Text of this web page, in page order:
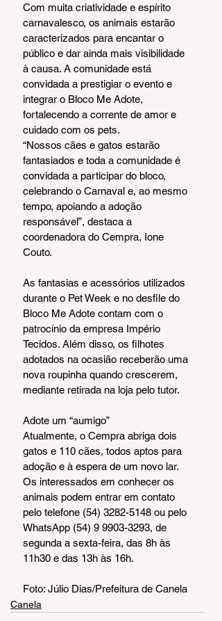
Com muita criatividade e espírito
carnavalesco, os animais estarão
caracterizados para encantar o
público e dar ainda mais visibilidade
à causa. A comunidade está
convidada a prestigiar o evento e
integrar o Bloco Me Adote,
fortalecendo a corrente de amor e
cuidado com os pets.
“Nossos cães e gatos estarão
fantasiados e toda a comunidade é
convidada a participar do bloco,
celebrando o Carnaval e, ao mesmo
tempo, apoiando a adoção
responsável”, destaca a
coordenadora do Cempra, Ione
Couto.
As fantasias e acessórios utilizados
durante o Pet Week e no desfile do
Bloco Me Adote contam com o
patrocínio da empresa Império
Tecidos. Além disso, os filhotes
adotados na ocasião receberão uma
nova roupinha quando crescerem,
mediante retirada na loja pelo tutor.
Adote um “aumigo”
Atualmente, o Cempra abriga dois
gatos e 110 cães, todos aptos para
adoção e à espera de um novo lar.
Os interessados em conhecer os
animais podem entrar em contato
pelo telefone (54) 3282-5148 ou pelo
WhatsApp (54) 9 9903-3293, de
segunda a sexta-feira, das 8h às
11h30 e das 13h às 16h.
Foto: Júlio Dias/Prefeitura de Canela
Canela